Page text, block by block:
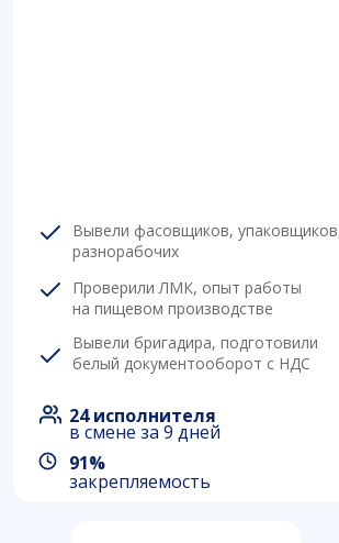
Вывели фасовщиков,
разнорабочих
Проверили ЛМК, опыт работы
на пищевом производстве
Вывели бригадира, подготовили
белый документооборот с НДС
24 исполнителя
91%
закрепляемость
в смене за 9 дней